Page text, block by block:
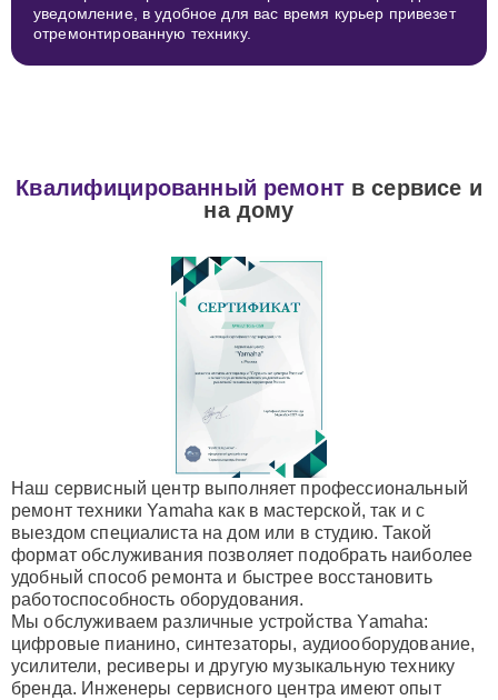
уведомление, в удобное для вас время курьер привезет
отремонтированную технику.
Квалифицированный ремонтв сервисе и
на дому
Наш сервисный центр выполняет профессиональный
ремонт техники Yamaha как в мастерской, так и с
выездом специалиста на дом или в студию. Такой
формат обслуживания позволяет подобрать наиболее
удобный способ ремонта и быстрее восстановить
работоспособность оборудования.
Мы обслуживаем различные устройства Yamaha:
цифровые пианино, синтезаторы, аудиооборудование,
усилители, ресиверы и другую музыкальную технику
бренда. Инженеры сервисного центра имеют опыт